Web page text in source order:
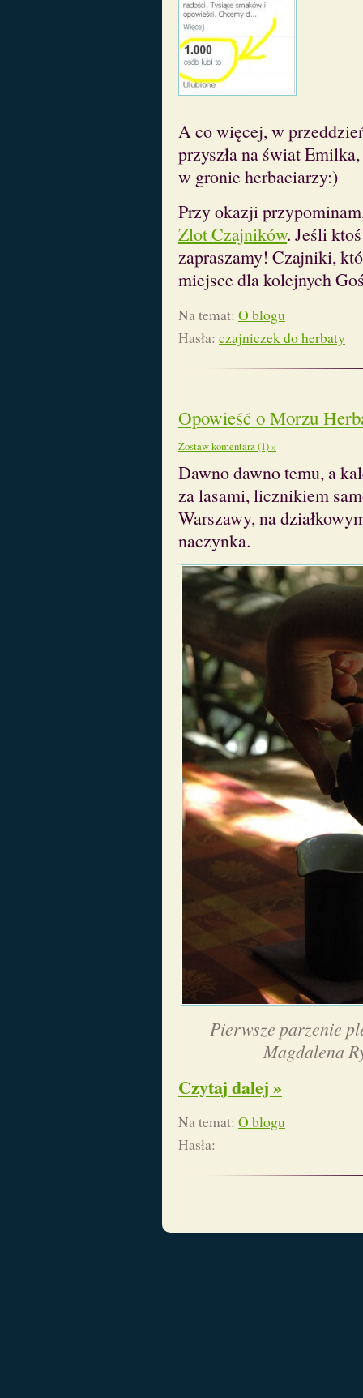
A co więcej, w
przyszła na świat
w gronie herbaciarzy:)
Przy okazji
Zlot Czajników. Jeśli
zapraszamy! Czajniki,
miejsce dla kolejnych
Na temat: O blogu
Hasła: czajniczek do herbaty
Opowieść o Morzu
Zostaw komentarz (1) »
Dawno dawno temu, a
za lasami, licznikiem
Warszawy, na
naczynka.
Pierwsze parzenie
Magdalena
Czytaj dalej »
Na temat: O blogu
Hasła: